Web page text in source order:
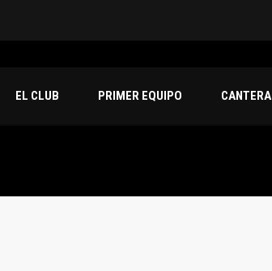
EL CLUB PRIMER EQUIPO CANTERA